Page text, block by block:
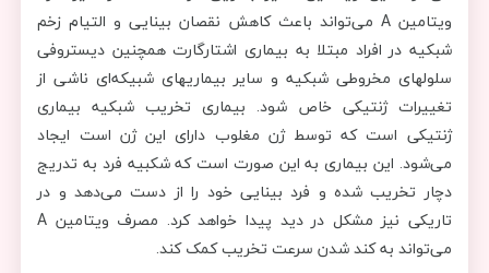
ویتامین A می‌تواند باعث کاهش نقصان بینایی و التیام زخم
شبکیه در افراد مبتلا به بیماری اشتارگارت همچنین دیستروفی
سلولهای مخروطی شبکیه و سایر بیماریهای شبیکه‌ای ناشی از
تغییرات ژنتیکی خاص شود. بیماری تخریب شبکیه بیماری
ژنتیکی است که توسط ژن مغلوب دارای این ژن است ایجاد
می‌شود. این بیماری به این صورت است که شکبیه فرد به تدریج
دچار تخریب شده و فرد بینایی خود را از دست می‌دهد و در
تاریکی نیز مشکل در دید پیدا خواهد کرد. مصرف ویتامین A
می‌تواند به کند شدن سرعت تخریب کمک کند.